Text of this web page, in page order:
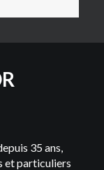
35 ans,
et particuliers